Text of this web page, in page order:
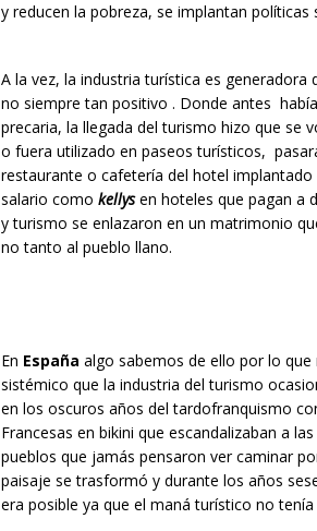
y reducen la pobreza, se implantan políticas
A la vez, la industria turística es
no siempre tan positivo . Donde antes
precaria, la llegada del turismo hizo que se
o fuera utilizado en paseos turísticos,
restaurante o cafetería del hotel
salario como kellysen hoteles que pagan a
y turismo se enlazaron en un matrimonio
no tanto al pueblo llano.
En España algo sabemos de ello por lo
sistémico que la industria del turismo
en los oscuros años del tardofranquismo
Francesas en bikini que escandalizaban a
pueblos que jamás pensaron ver caminar
paisaje se trasformó y durante los años
era posible ya que el maná turístico no